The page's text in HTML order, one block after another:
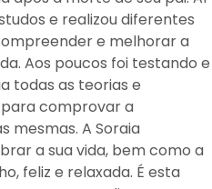
e realizou diferentes
e melhorar a
Aos poucos foi testando e
todas as teorias e
comprovar a
mesmas. A Soraia
a sua vida, bem como a
feliz e relaxada. É esta